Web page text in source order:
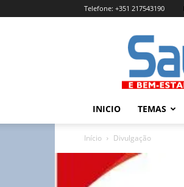
Telefone: +351 217543190
INICIO TEMAS
Início Divulgação